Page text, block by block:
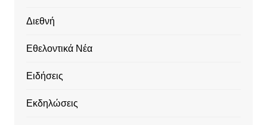
Διεθνή
Εθελοντικά Νέα
Ειδήσεις
Εκδηλώσεις